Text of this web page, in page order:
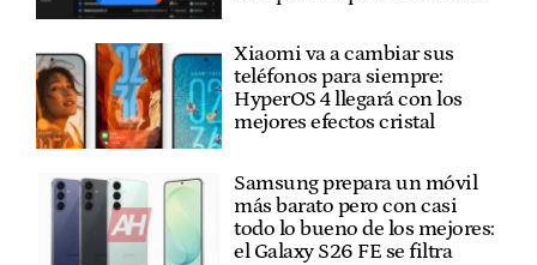
Xiaomi va a cambiar sus
teléfonos para siempre:
HyperOS 4 llegará con los
mejores efectos cristal
Samsung prepara un móvil
más barato pero con casi
todo lo bueno de los mejores:
el Galaxy S26 FE se filtra